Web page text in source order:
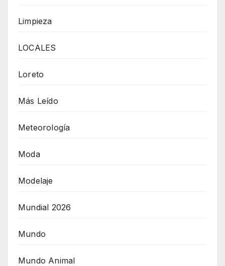
Limpieza
LOCALES
Loreto
Más Leído
Meteorología
Moda
Modelaje
Mundial 2026
Mundo
Mundo Animal